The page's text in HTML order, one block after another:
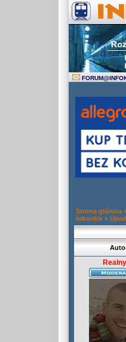
FORUM@
Strona główna
lubuskie »
Realny